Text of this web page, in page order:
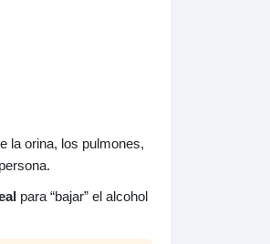
la orina, los pulmones,
para “bajar” el alcohol